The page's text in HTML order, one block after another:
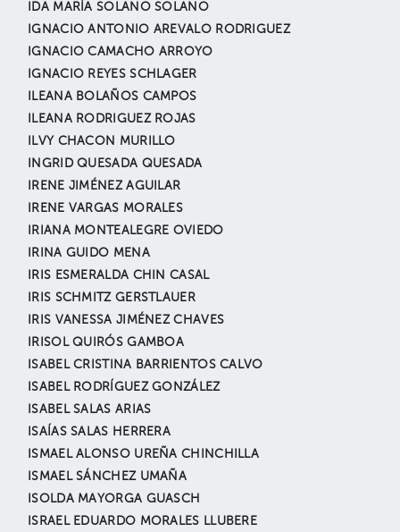
IDA MARÍA SOLANO SOLANO
IGNACIO ANTONIO AREVALO RODRIGUEZ
IGNACIO CAMACHO ARROYO
IGNACIO REYES SCHLAGER
ILEANA BOLAÑOS CAMPOS
ILEANA RODRIGUEZ ROJAS
ILVY CHACON MURILLO
INGRID QUESADA QUESADA
IRENE JIMÉNEZ AGUILAR
IRENE VARGAS MORALES
IRIANA MONTEALEGRE OVIEDO
IRINA GUIDO MENA
IRIS ESMERALDA CHIN CASAL
IRIS SCHMITZ GERSTLAUER
IRIS VANESSA JIMÉNEZ CHAVES
IRISOL QUIRÓS GAMBOA
ISABEL CRISTINA BARRIENTOS CALVO
ISABEL RODRÍGUEZ GONZÁLEZ
ISABEL SALAS ARIAS
ISAÍAS SALAS HERRERA
ISMAEL ALONSO UREÑA CHINCHILLA
ISMAEL SÁNCHEZ UMAÑA
ISOLDA MAYORGA GUASCH
ISRAEL EDUARDO MORALES LLUBERE